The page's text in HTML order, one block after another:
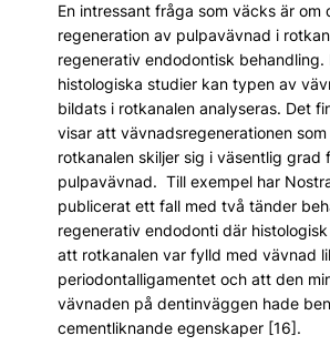
En intressant fråga som väcks är om
regeneration av pulpavävnad i
regenerativ endodontisk behandling.
histologiska studier kan typen av
bildats i rotkanalen analyseras. Det
visar att vävnadsregenerationen
rotkanalen skiljer sig i väsentlig grad
pulpavävnad. Till exempel har
publicerat ett fall med två tänder
regenerativ endodonti där
att rotkanalen var fylld med vävnad
periodontalligamentet och att den
vävnaden på dentinväggen hade
cementliknande egenskaper [16].